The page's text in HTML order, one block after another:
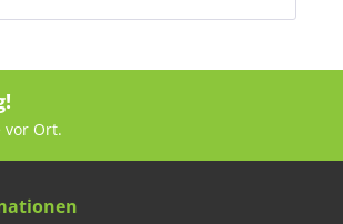
vor Ort.